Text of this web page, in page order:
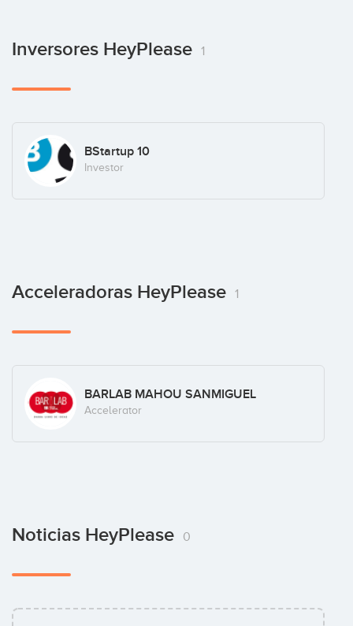
Inversores HeyPlease 1
BStartup 10
Investor
Acceleradoras HeyPlease 1
BARLAB MAHOU SANMIGUEL
Accelerator
Noticias HeyPlease 0